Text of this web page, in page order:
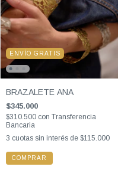
ENVÍO GRATIS
BRAZALETE ANA
$345.000
$310.500 con Transferencia
Bancaria
3 cuotas sin interés de $115.000
COMPRAR